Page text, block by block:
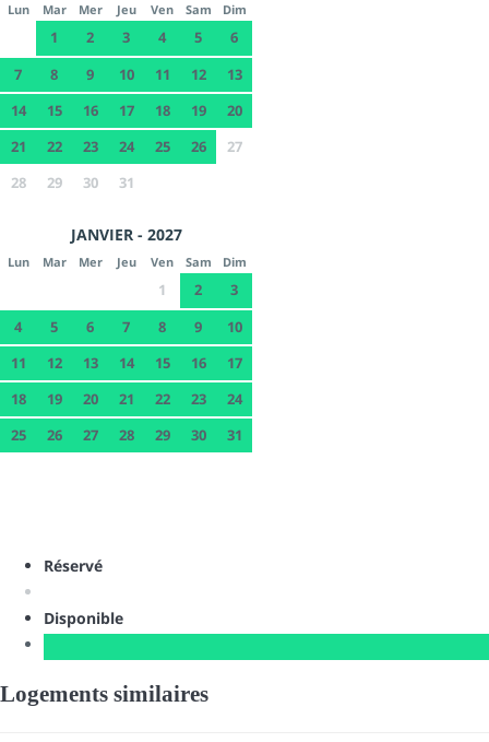
Lun Mar Mer Jeu Ven Sam Dim
1 2 3 4 5
6
7
8 9 10 11 12
13
14
15 16 17 18 19
20
21
22 23 24 25 26
27
28
29 30 31
JANVIER - 2027
Lun Mar Mer Jeu Ven Sam Dim
1 2
3
4
5 6 7 8 9
10
11
12 13 14 15 16
17
18
19 20 21 22 23
24
25
26 27 28 29 30 31
Réservé
Disponible
Logements similaires